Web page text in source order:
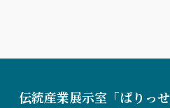
伝統産業展示室「ぱりっせ